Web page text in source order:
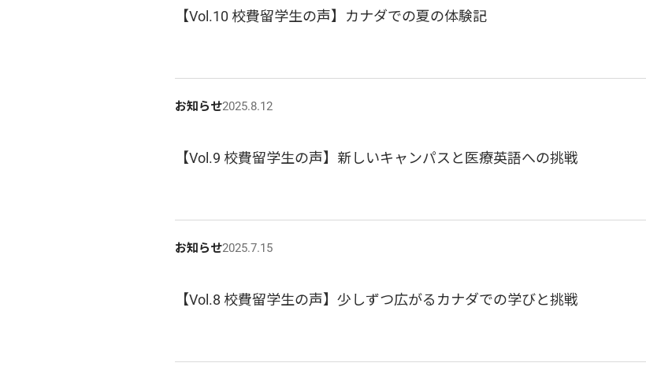
【Vol.10 校費留学生の声】カナダでの夏の体験記
お知らせ2025.8.12
【Vol.9 校費留学生の声】新しいキャンパスと医療英語への挑戦
お知らせ2025.7.15
【Vol.8 校費留学生の声】少しずつ広がるカナダでの学びと挑戦